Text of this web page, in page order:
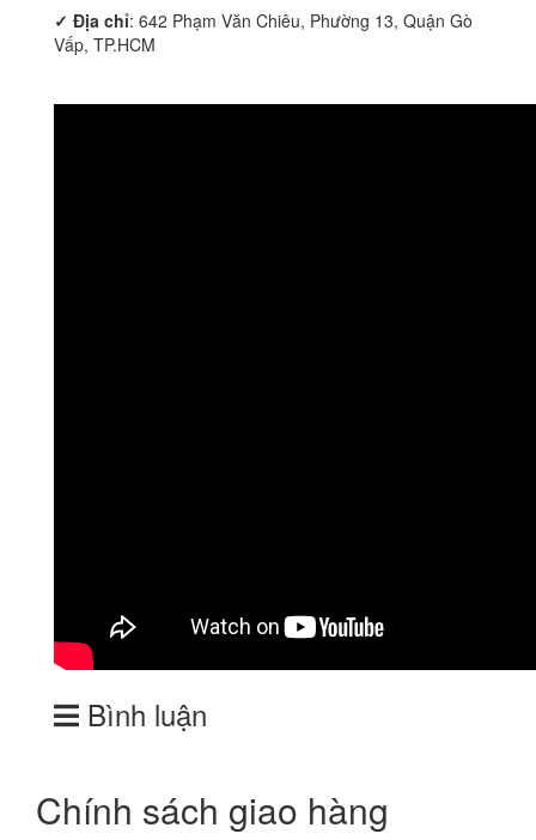
✓ Địa chỉ: 642 Phạm Văn Chiêu, Phường 13, Quận Gò
Vấp, TP.HCM
Bình luận
Chính sách giao hàng